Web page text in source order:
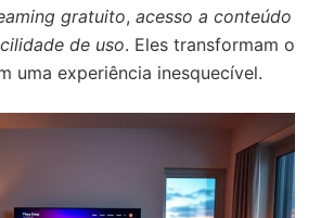
gratuito, acesso a conteúdo
de uso. Eles transformam o
uma experiência inesquecível.